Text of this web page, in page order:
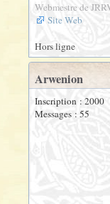
Webmestre de
Site Web
Hors ligne
Arwenion
Inscription : 2000
Messages : 55